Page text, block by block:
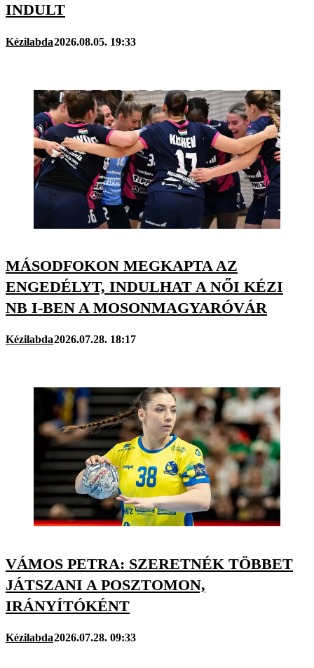
INDULT
Kézilabda2026.08.05. 19:33
MÁSODFOKON MEGKAPTA AZ
ENGEDÉLYT, INDULHAT A NŐI KÉZI
NB I-BEN A MOSONMAGYARÓVÁR
Kézilabda2026.07.28. 18:17
VÁMOS PETRA: SZERETNÉK TÖBBET
JÁTSZANI A POSZTOMON,
IRÁNYÍTÓKÉNT
Kézilabda2026.07.28. 09:33